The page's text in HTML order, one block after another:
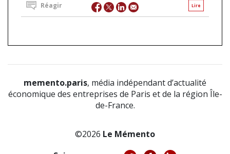
Lire
Réagir
memento.paris, média indépendant d’actualité
économique des entreprises de Paris et de la région Île-
de-France.
©2026 Le Mémento